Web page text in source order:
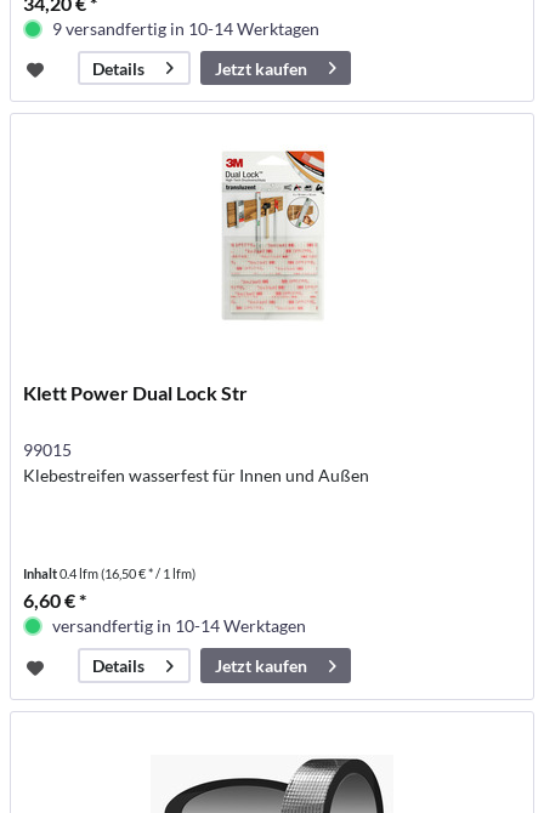
9 versandfertig in 10-14 Werktagen
Details
Jetzt kaufen
Klett Power Dual Lock Str
99015
Klebestreifen wasserfest für Innen und Außen
Inhalt0.4 lfm(16,50 € * / 1 lfm)
6,60 € *
versandfertig in 10-14 Werktagen
Details
Jetzt kaufen